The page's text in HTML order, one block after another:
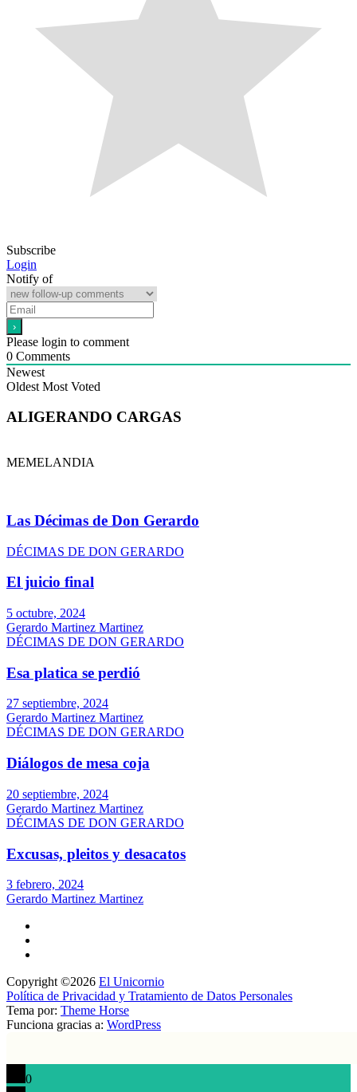
Subscribe
Login
Notify of
Please login to comment
0 Comments
Newest
Oldest Most Voted
ALIGERANDO CARGAS
MEMELANDIA
Las Décimas de Don Gerardo
DÉCIMAS DE DON GERARDO
El juicio final
5 octubre, 2024
Gerardo Martinez Martinez
DÉCIMAS DE DON GERARDO
Esa platica se perdió
27 septiembre, 2024
Gerardo Martinez Martinez
DÉCIMAS DE DON GERARDO
Diálogos de mesa coja
20 septiembre, 2024
Gerardo Martinez Martinez
DÉCIMAS DE DON GERARDO
Excusas, pleitos y desacatos
3 febrero, 2024
Gerardo Martinez Martinez
Copyright ©2026 El Unicornio
Política de Privacidad y Tratamiento de Datos Personales
Tema por: Theme Horse
Funciona gracias a: WordPress
0